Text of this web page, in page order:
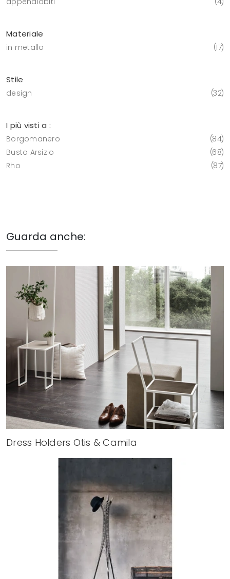
Materiale
in metallo 17
Stile
design 32
I più visti a :
Borgomanero
84
Busto Arsizio
68
Rho
87
Guarda anche:
Dress Holders Otis & Camila